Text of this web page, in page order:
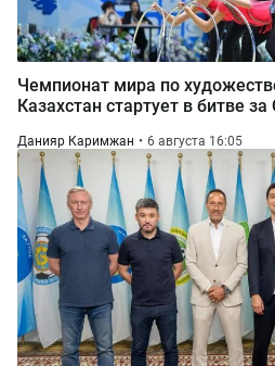
Чемпионат мира по
Казахстан стартует в битве
Данияр Каримжан 6 августа 16:05